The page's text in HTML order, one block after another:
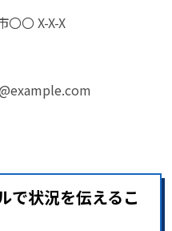
〇〇 X-X-X
で状況を伝えるこ